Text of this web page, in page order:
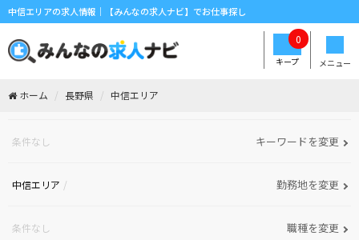
中信エリアの求人情報｜【みんなの求人ナビ】でお仕事探し
メニュー
キープ
0
ホーム 長野県 中信エリア
条件なし キーワードを変更
中信エリア 勤務地を変更
条件なし 職種を変更